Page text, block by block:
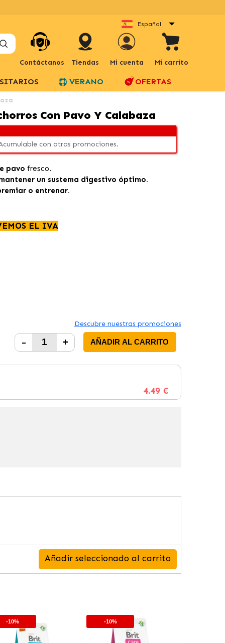
Español
Contáctanos Tiendas Mi cuenta Mi carrito
VERANO OFERTAS
Con Pavo Y Calabaza
con otras promociones.
pavo fresco.
un sustema digestivo óptimo.
o entrenar.
EL IVA
Descubre nuestras promociones
- + AÑADIR AL CARRITO
4.49 €
Añadir seleccionado al carrito
-10% -10%